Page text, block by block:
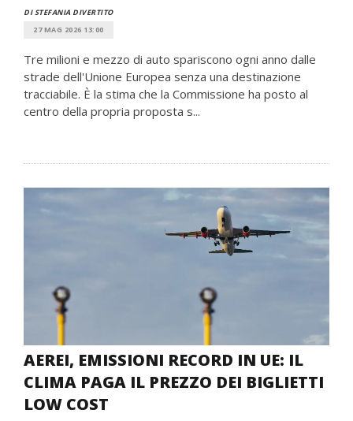
DI STEFANIA DIVERTITO
27 MAG 2026 13:00
Tre milioni e mezzo di auto spariscono ogni anno dalle
strade dell'Unione Europea senza una destinazione
tracciabile. È la stima che la Commissione ha posto al
centro della propria proposta s...
AEREI, EMISSIONI RECORD IN UE: IL
CLIMA PAGA IL PREZZO DEI BIGLIETTI
LOW COST